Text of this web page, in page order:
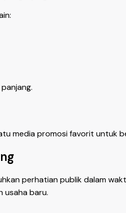
media promosi favorit untuk
perhatian publik dalam
usaha baru.